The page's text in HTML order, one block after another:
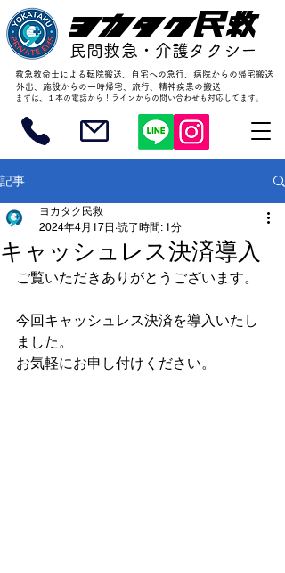
ヨカタク民救
民間救急・介護タクシー
​救急救命士による転院搬送、自宅への急行、病院からの帰宅搬送
外出、施設からの一時帰宅、旅行、精神疾患の搬送
まずは、１本の電話から！ラインからの問い合わせも対応してます。
記事
キャッシュレス決済導入
ヨカタク民救
2024年4月17日 読了時間: 1分
ご覧いただきありがとうございます。
今回キャッシュレス決済を導入いたし
ました。
お気軽にお申し付けください。